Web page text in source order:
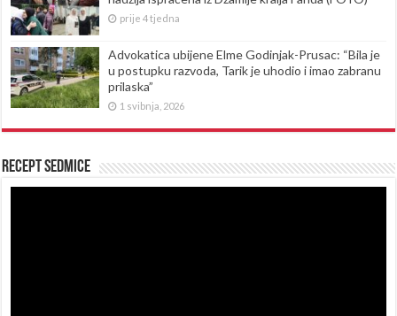
prije 4 tjedna
Advokatica ubijene Elme Godinjak-Prusac: “Bila je
u postupku razvoda, Tarik je uhodio i imao zabranu
prilaska”
1 svibnja, 2026
Recept sedmice